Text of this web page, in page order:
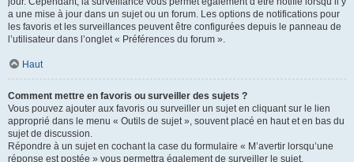
a une mise à jour dans un sujet ou un forum. Les options de notifications pour
les favoris et les surveillances peuvent être configurées depuis le panneau de
l’utilisateur dans l’onglet « Préférences du forum ».
Haut
Comment mettre en favoris ou surveiller des sujets ?
Vous pouvez ajouter aux favoris ou surveiller un sujet en cliquant sur le lien
approprié dans le menu « Outils de sujet », souvent placé en haut et en bas du
sujet de discussion.
Répondre à un sujet en cochant la case du formulaire « M’avertir lorsqu’une
réponse est postée » vous permettra également de surveiller le sujet.